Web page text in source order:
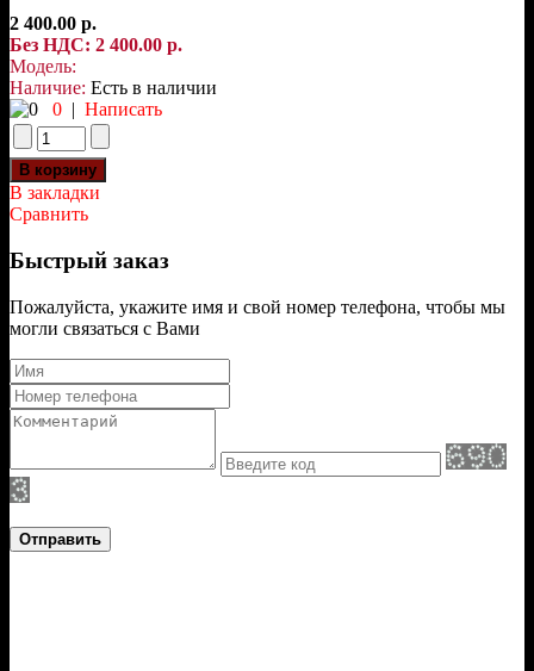
2 400.00 р.
Без НДС: 2 400.00 р.
Модель:
Наличие: Есть в наличии
0 | Написать
В закладки
Сравнить
Быстрый заказ
Пожалуйста, укажите имя и свой номер телефона, чтобы мы
могли связаться с Вами
Отправить